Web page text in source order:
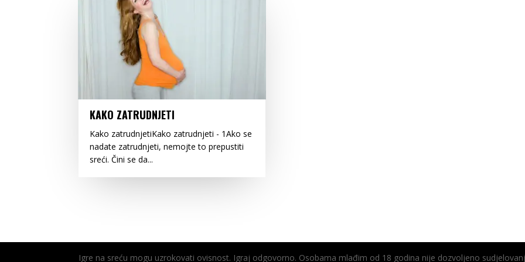
KAKO ZATRUDNJETI
Kako zatrudnjetiKako zatrudnjeti - 1Ako se
nadate zatrudnjeti, nemojte to prepustiti
sreći. Čini se da...
Igre na sreću mogu uzrokovati ovisnost. Igraj odgovorno. Osobama mlađim od 18 godina nije dozvoljeno